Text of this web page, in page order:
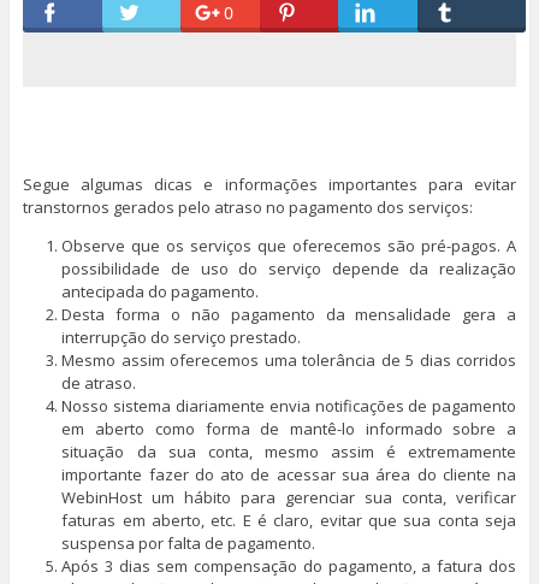
0
Segue algumas dicas e informações importantes para evitar
transtornos gerados pelo atraso no pagamento dos serviços:
Observe que os serviços que oferecemos são pré-pagos. A
possibilidade de uso do serviço depende da realização
antecipada do pagamento.
Desta forma o não pagamento da mensalidade gera a
interrupção do serviço prestado.
Mesmo assim oferecemos uma tolerância de 5 dias corridos
de atraso.
Nosso sistema diariamente envia notificações de pagamento
em aberto como forma de mantê-lo informado sobre a
situação da sua conta, mesmo assim é extremamente
importante fazer do ato de acessar sua área do cliente na
WebinHost um hábito para gerenciar sua conta, verificar
faturas em aberto, etc. E é claro, evitar que sua conta seja
suspensa por falta de pagamento.
Após 3 dias sem compensação do pagamento, a fatura dos